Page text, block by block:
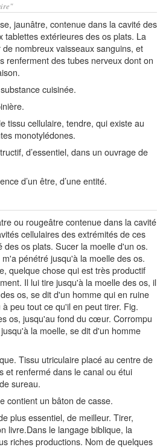
jaunâtre, contenue dans la cavité des
tablettes extérieures des os plats. La
nombreux vaisseaux sanguins, et
renferment des tubes nerveux dont on
cuisinée.
tissu cellulaire, tendre, qui existe au
monotylédones.
d’essentiel, dans un ouvrage de
d’un être, d’une entité.
ou rougeâtre contenue dans la cavité
cellulaires des extrémités de ces
des os plats. Sucer la moelle d'un os.
pénétré jusqu'à la moelle des os.
quelque chose qui est très productif
Il lui tire jusqu'à la moelle des os, il
os, se dit d'un homme qui en ruine
peu tout ce qu'il en peut tirer. Fig.
os, jusqu'au fond du cœur. Corrompu
la moelle, se dit d'un homme
Tissu utriculaire placé au centre de
et renfermé dans le canal ou étui
sureau.
contient un bâton de casse.
plus essentiel, de meilleur. Tirer,
livre.Dans le langage biblique, la
riches productions. Nom de quelques